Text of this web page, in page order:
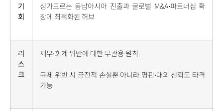
기
회
싱가포르는 동남아시아 진출과 글로벌 M&A⋅파트너십 확
장에 최적화된 허브
리
스
크
세무⋅회계 위반에 대한 무관용 원칙.
규제 위반 시 금전적 손실뿐 아니라 평판⋅대외 신뢰도 타격
가능